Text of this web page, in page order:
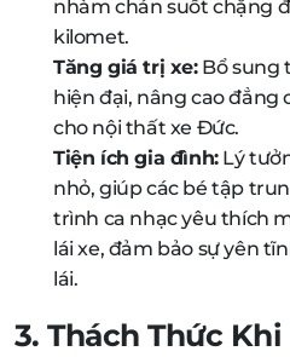
nhàm chán suốt chặng
kilomet.
Tăng giá trị xe:Bổ sung
hiện đại, nâng cao đẳng
cho nội thất xe Đức.
Tiện ích gia đình:Lý
nhỏ, giúp các bé tập
trình ca nhạc yêu thích
lái xe, đảm bảo sự yên
lái.
3. Thách Thức